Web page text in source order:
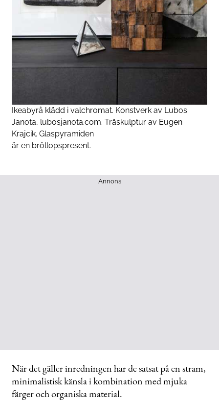
Ikeabyrå klädd i valchromat. Konstverk av Lubos
Janota, lubosjanota.com. Träskulptur av Eugen
Krajcik. Glaspyramiden
är en bröllopspresent.
Annons
När det gäller inredningen har de satsat på en stram,
minimalistisk känsla i kombination med mjuka
färger och organiska material.